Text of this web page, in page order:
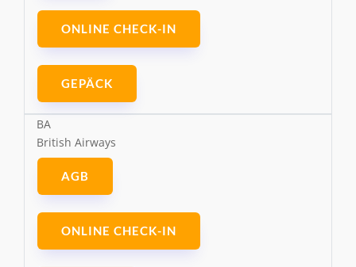
ONLINE CHECK-IN
GEPÄCK
BA
British Airways
AGB
ONLINE CHECK-IN